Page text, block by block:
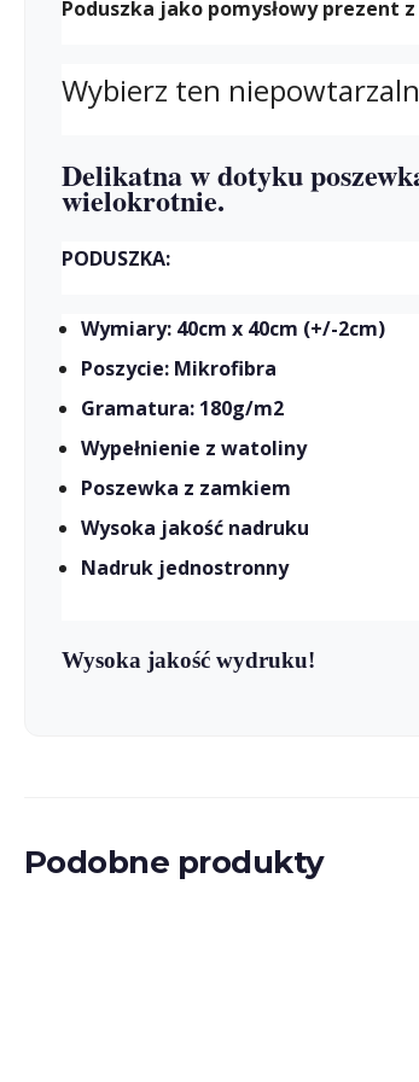
Poduszka jako pomysłowy prezent
Wybierz ten
Delikatna w dotyku
wielokrotnie.
PODUSZKA:
Wymiary: 40cm x 40cm (+/-2cm)
Poszycie: Mikrofibra
Gramatura: 180g/m2
Wypełnienie z watoliny
Poszewka z zamkiem
Wysoka jakość nadruku
Nadruk jednostronny
Wysoka jakość wydruku!
Podobne produkty